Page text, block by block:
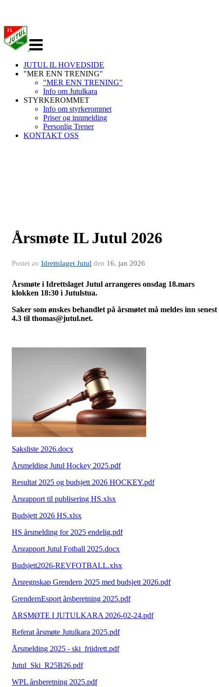
navigasjon
JUTUL IL HOVEDSIDE
"MER ENN TRENING"
"MER ENN TRENING"
Info om Jutulkara
STYRKEROMMET
Info om styrkerommet
Priser og innmelding
Personlig Trener
KONTAKT OSS
Årsmøte IL Jutul 2026
Postet av Idrettslaget Jutul den 16. jan 2026
Årsmøte i Idrettslaget Jutul arrangeres onsdag 18.mars
klokken 18:30 i Jutulstua.
Saker som ønskes behandlet på årsmøtet må meldes inn senest
4.3 til thomas@jutul.net.
Saksliste 2026.docx
Årsmelding Jutul Hockey 2025.pdf
Resultat 2025 og budsjett 2026 HOCKEY.pdf
Årsrapport til publisering HS.xlsx
Budsjett 2026 HS.xlsx
HS årsmelding for 2025 endelig.pdf
Årsrapport Jutul Fotball 2025.docx
Budsjett2026-REVFOTBALL.xlsx
Årsregnskap Grendern 2025 med budsjett 2026.pdf
GrendernEsport årsberetning 2025.pdf
ÅRSMØTE I JUTULKARA 2026-02-24.pdf
Referat årsmøte Jutulkara 2025.pdf
Årsmelding 2025 - ski_friidrett.pdf
Jutul_Ski_R25B26.pdf
WPL årsberetning 2025.pdf